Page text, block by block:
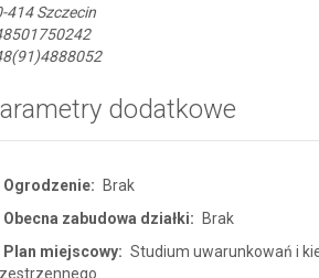
414 Szczecin
dodatkowe
Ogrodzenie:
Brak
Obecna zabudowa działki:
Brak
Plan miejscowy: Studium uwarunkowań i